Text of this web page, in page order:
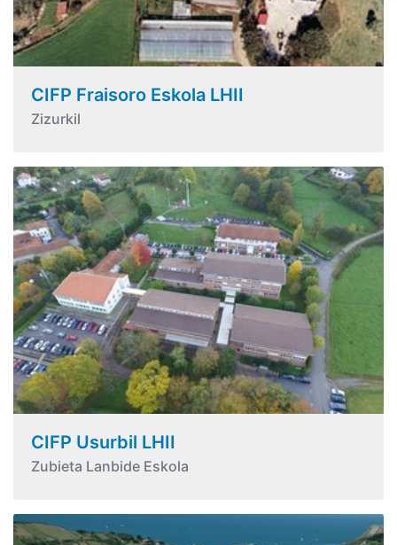
CIFP Fraisoro Eskola LHII
Zizurkil
CIFP Usurbil LHII
Zubieta Lanbide Eskola